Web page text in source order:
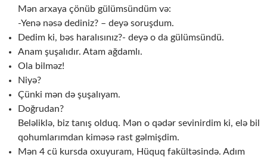
Mən arxaya çönüb gülümsündüm və:
-Yenə nəsə dediniz? – deyə soruşdum.
Dedim ki, bəs haralısınız?- deyə o da gülümsündü.
Anam şuşalıdır. Atam ağdamlı.
Ola bilməz!
Niyə?
Çünki mən də şuşalıyam.
Doğrudan?
Beləliklə, biz tanış olduq. Mən o qədər sevinirdim ki, elə bil
qohumlarımdan kiməsə rast gəlmişdim.
Mən 4 cü kursda oxuyuram, Hüquq fakültəsində. Adım